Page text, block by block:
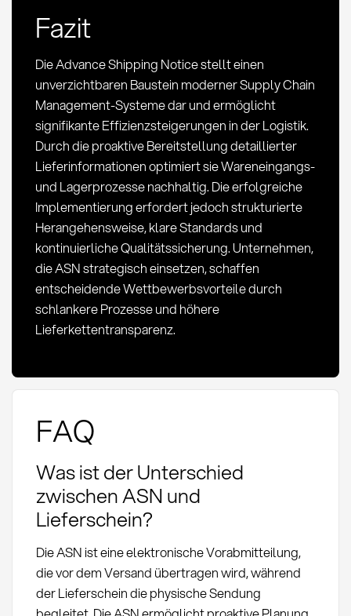
Fazit
Die Advance Shipping Notice stellt einen
unverzichtbaren Baustein moderner Supply Chain
Management-Systeme dar und ermöglicht
signifikante Effizienzsteigerungen in der Logistik.
Durch die proaktive Bereitstellung detaillierter
Lieferinformationen optimiert sie Wareneingangs-
und Lagerprozesse nachhaltig. Die erfolgreiche
Implementierung erfordert jedoch strukturierte
Herangehensweise, klare Standards und
kontinuierliche Qualitätssicherung. Unternehmen,
die ASN strategisch einsetzen, schaffen
entscheidende Wettbewerbsvorteile durch
schlankere Prozesse und höhere
Lieferkettentransparenz.
FAQ
Was ist der Unterschied
zwischen ASN und
Lieferschein?
Die ASN ist eine elektronische Vorabmitteilung,
die vor dem Versand übertragen wird, während
der Lieferschein die physische Sendung